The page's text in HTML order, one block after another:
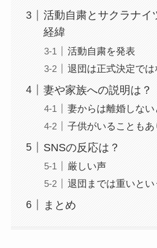
活動自粛とサクラナイ
経緯
活動自粛を発表
退団は正式決定では
妻や家族への説明は？
妻からは離婚しな
子供がいることもあ
SNSの反応は？
厳しい声
退団までは重いとい
まとめ